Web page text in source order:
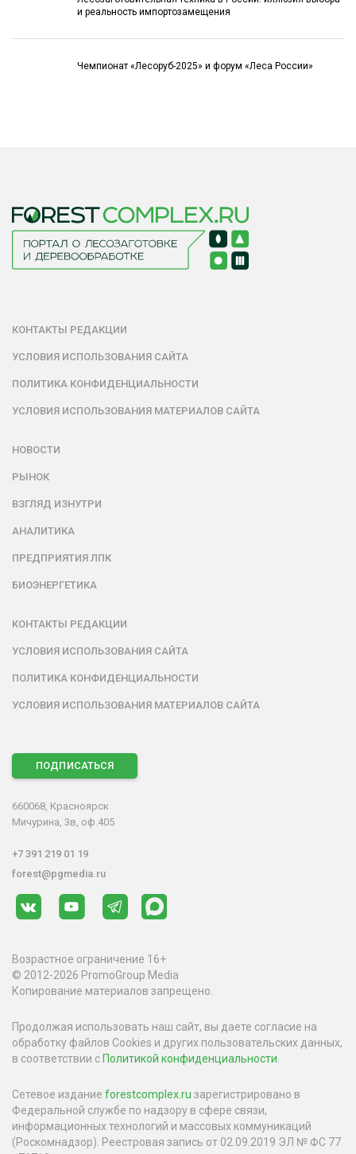
и реальность импортозамещения
Чемпионат «Лесоруб-2025» и форум «Леса России»
КОНТАКТЫ РЕДАКЦИИ
УСЛОВИЯ ИСПОЛЬЗОВАНИЯ САЙТА
ПОЛИТИКА КОНФИДЕНЦИАЛЬНОСТИ
УСЛОВИЯ ИСПОЛЬЗОВАНИЯ МАТЕРИАЛОВ САЙТА
НОВОСТИ
РЫНОК
ВЗГЛЯД ИЗНУТРИ
АНАЛИТИКА
ПРЕДПРИЯТИЯ ЛПК
БИОЭНЕРГЕТИКА
КОНТАКТЫ РЕДАКЦИИ
УСЛОВИЯ ИСПОЛЬЗОВАНИЯ САЙТА
ПОЛИТИКА КОНФИДЕНЦИАЛЬНОСТИ
УСЛОВИЯ ИСПОЛЬЗОВАНИЯ МАТЕРИАЛОВ САЙТА
ПОДПИСАТЬСЯ
660068, Красноярск
Мичурина, 3в, оф.405
+7 391 219 01 19
forest@pgmedia.ru
Возрастное ограничение 16+
© 2012-2026 PromoGroup Media
Копирование материалов запрещено.
Продолжая использовать наш сайт, вы даете согласие на
обработку файлов Cookies и других пользовательских данных,
в соответствии сПолитикой конфиденциальности
Сетевое издание forestcomplex.ru зарегистрировано в
Федеральной службе по надзору в сфере связи,
информационных технологий и массовых коммуникаций
(Роскомнадзор). Реестровая запись от 02.09.2019 ЭЛ № ФС 77